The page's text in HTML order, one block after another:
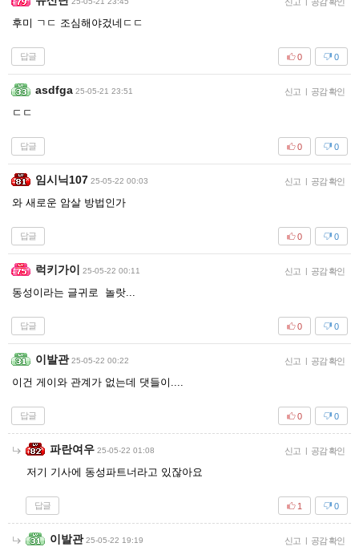
신고 공감 확인
후미 ㄱㄷ 조심해야겄네ㄷㄷ
답글 0
0
asdfga 25-05-21 23:51 신고 공감 확인
ㄷㄷ
답글 0
0
임시닉107 25-05-22 00:03 신고 공감 확인
와 새로운 암살 방법인가
답글 0
0
럭키가이 25-05-22 00:11 신고 공감 확인
동성이라는 글귀로 놀랏...
답글 0
0
이발관 25-05-22 00:22 신고 공감 확인
이건 게이와 관계가 없는데 댓들이....
답글 0
0
파란여우 25-05-22 01:08 신고 공감 확인
저기 기사에 동성파트너라고 있잖아요
답글 0
1
이발관 25-05-22 19:19 신고 공감 확인